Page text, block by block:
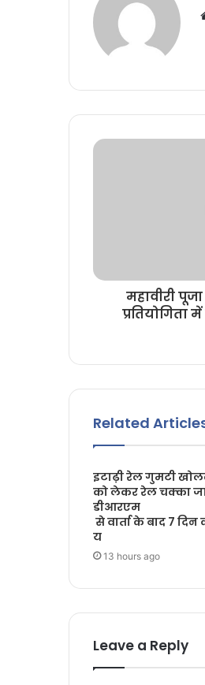
महावीरी
प्रतियोगिता
Related
इटाढ़ी रेल गुमटी
को लेकर रेल चक्का
डीआरएम
से वार्ता के बाद 7
य
13 hours ago
Leave a Reply